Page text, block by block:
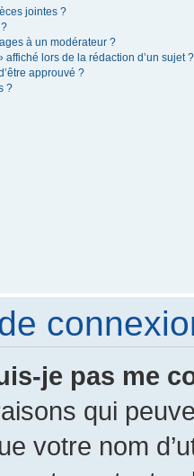
jointes ?
à un modérateur ?
lors de la rédaction d’un sujet ?
approuvé ?
?
je pas me
qui
votre nom